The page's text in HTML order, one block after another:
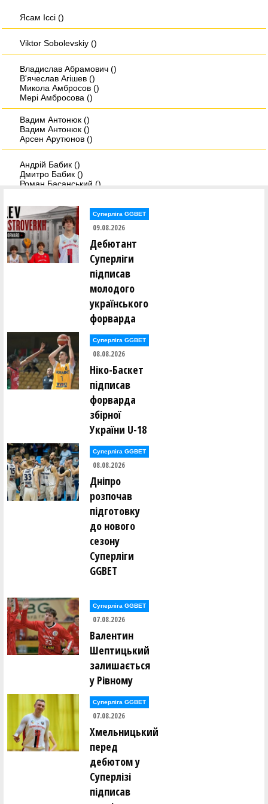
Ясам Iссi ()
Viktor Sobolevskiy ()
Владислав Абрамович ()
В'ячеслав Агішев ()
Микола Амбросов ()
Мері Амбросова ()
Вадим Антонюк ()
Вадим Антонюк ()
Арсен Арутюнов ()
Андрій Бабик ()
Дмитро Бабик ()
Роман Басанський ()
Андрій Біленко ()
Христина Бобанич ()
Дмитро Бовсунюк ()
Микита Богатирьов ()
Віктор Боженар ()
Олександр Буханевич ()
Сергій Варелджан ()
Юрій Вітенко ()
Юрій Вітківський ()
Єлизавета Войнаровська ()
Леонід Войнаровський ()
Максим Воробйов ()
Олександр Гайдамака ()
Михайло Гераськін ()
Олександр Гненюк ()
Денис Головко ()
Аліна Гопей ()
Максим Гопей ()
Денис Грищенко ()
Юрій Гуменков ()
Олексій Гусаковський ()
Володимир Данилків ()
Владислав Делібалт ()
Єгор Дербенцев ()
Федір Добровольский ()
Володимир Драбіковський ()
Анастасія Дубова ()
Ганна Дугінова ()
Ганна Дугінова ()
Сергій Дусь ()
Володимир Євпак ()
Леонід Євстратьєв ()
Антоніна Єгорова ()
Сергій Єльшов ()
Олександр Єрьоменко ()
Олексій Жидков ()
Суперліга GGBET
09.08.2026
Дебютант
Суперліги
підписав
молодого
українського
форварда
Суперліга GGBET
08.08.2026
Ніко-Баскет
підписав
форварда
збірної
України U-18
Суперліга GGBET
08.08.2026
Дніпро
розпочав
підготовку
до нового
сезону
Суперліги
GGBET
Суперліга GGBET
07.08.2026
Валентин
Шептицький
залишається
у Рівному
Суперліга GGBET
07.08.2026
Хмельницький
перед
дебютом у
Суперлізі
підписав